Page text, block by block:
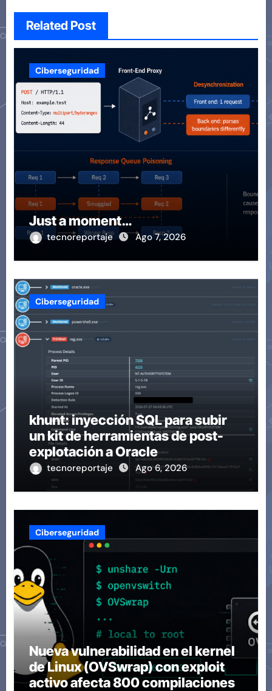
Related Post
Ciberseguridad
Just a moment…
tecnoreportaje Ago 7, 2026
Ciberseguridad
khunt: inyección SQL para subir
un kit de herramientas de post-
explotación a Oracle
tecnoreportaje Ago 6, 2026
Ciberseguridad
Nueva vulnerabilidad en el kernel
de Linux (OVSwrap) con exploit
activo afecta 800 compilaciones